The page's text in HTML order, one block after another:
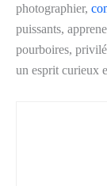
photographier,
puissants,
pourboires,
un esprit curieux